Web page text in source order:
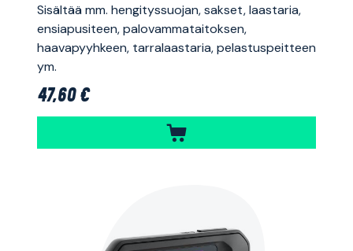
Sisältää mm. hengityssuojan, sakset, laastaria,
ensiapusiteen, palovammataitoksen,
haavapyyhkeen, tarralaastaria, pelastuspeitteen
ym.
47,60 €